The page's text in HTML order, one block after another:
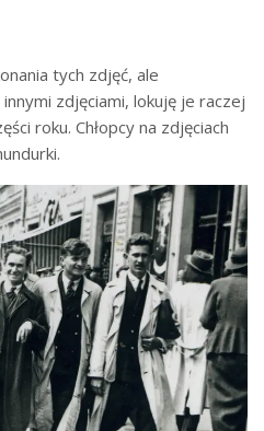
tych zdjęć, ale
zdjęciami, lokuję je raczej
roku. Chłopcy na zdjęciach